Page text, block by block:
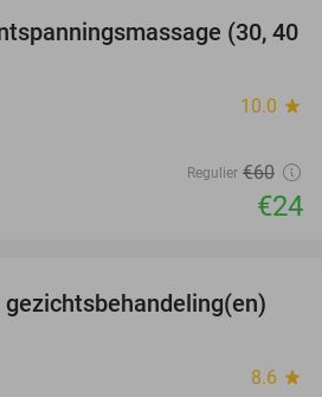
60%
(30, 40
10.0 star
Regulier €60
€24
50%
8.6 star